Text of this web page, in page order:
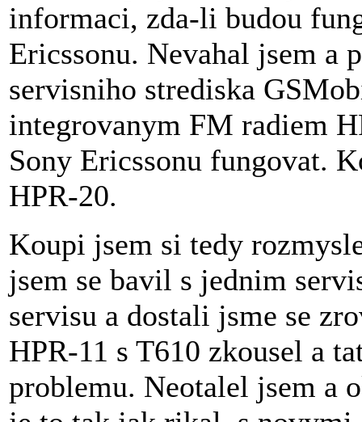
informaci, zda-li budou
Ericssonu. Nevahal jsem a
servisniho strediska
integrovanym FM radiem
Sony Ericssonu fungovat.
HPR-20.
Koupi jsem si tedy
jsem se bavil s jednim
servisu a dostali jsme se
HPR-11 s T610 zkousel a
problemu. Neotalel jsem a